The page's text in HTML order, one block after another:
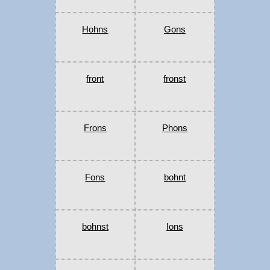
Hohns Gons
front fronst
Frons Phons
Fons bohnt
bohnst Ions